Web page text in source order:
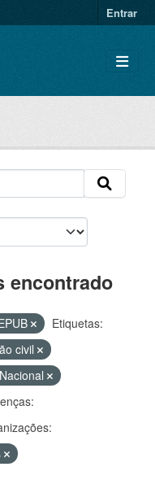
Entrar
encontrado
Etiquetas:
civil